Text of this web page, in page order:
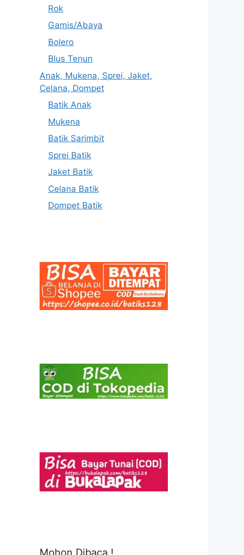
Rok
Gamis/Abaya
Bolero
Blus Tenun
Anak, Mukena, Sprei, Jaket,
Celana, Dompet
Batik Anak
Mukena
Batik Sarimbit
Sprei Batik
Jaket Batik
Celana Batik
Dompet Batik
Mohon Dibaca !